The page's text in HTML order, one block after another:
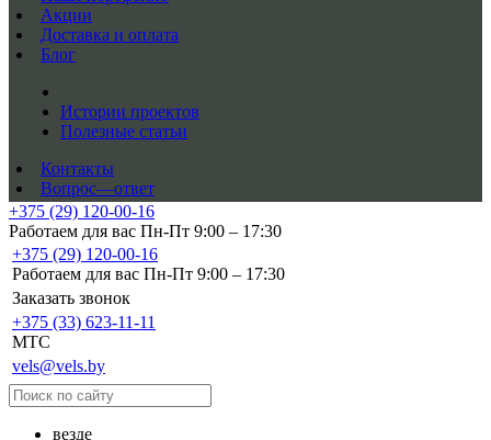
Акции
Доставка и оплата
Блог
Истории проектов
Полезные статьи
Контакты
Вопрос—ответ
+375 (29) 120-00-16
Работаем для вас Пн-Пт 9:00 – 17:30
+375 (29) 120-00-16
Работаем для вас Пн-Пт 9:00 – 17:30
Заказать звонок
+375 (33) 623-11-11
MTC
vels@vels.by
везде